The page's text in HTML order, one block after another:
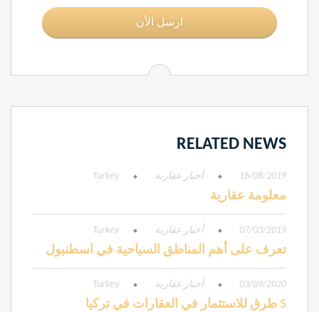
ارسل الأن
RELATED NEWS
16/08/2019 أخبار عقارية Turkey
معلومة عقارية
07/03/2019 أخبار عقارية Turkey
تعرف على أهم المناطق السياحية في اسطنبول
03/09/2020 أخبار عقارية Turkey
5 طرق للاستثمار في العقارات في تركيا